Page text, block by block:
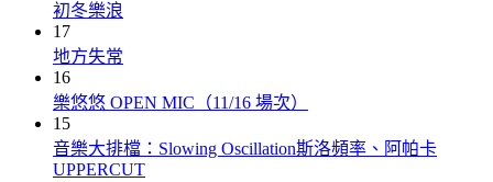
初冬樂浪
17
地方失常
16
樂悠悠 OPEN MIC（11/16 場次）
15
音樂大排檔：Slowing Oscillation斯洛頻率、阿帕卡
UPPERCUT